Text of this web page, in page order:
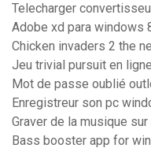
Telecharger
Adobe xd para windows
Chicken invaders 2 the
Jeu trivial pursuit en
Mot de passe oublié
Enregistreur son pc
Graver de la musique
Bass booster app for